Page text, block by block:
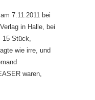
7.11.2011 bei
in Halle, bei
15 Stück,
wie irre, und
waren,